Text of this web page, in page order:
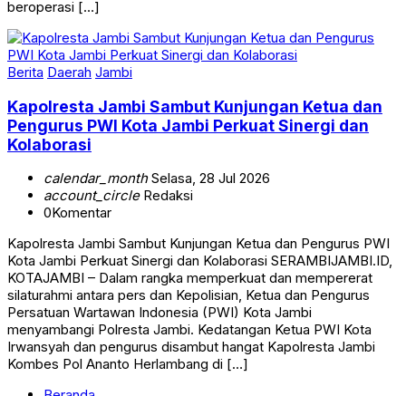
Berita Daerah Jambi
Pengurus PWI Kota Jambi Perkuat Sinergi dan
Kolaborasi
account_circleRedaksi
0Komentar
Kota Jambi Perkuat Sinergi dan Kolaborasi SERAMBIJAMBI.ID,
KOTAJAMBI – Dalam rangka memperkuat dan mempererat
silaturahmi antara pers dan Kepolisian, Ketua dan Pengurus
Persatuan Wartawan Indonesia (PWI) Kota Jambi
menyambangi Polresta Jambi. Kedatangan Ketua PWI Kota
Irwansyah dan pengurus disambut hangat Kapolresta Jambi
Kombes Pol Ananto Herlambang di […]